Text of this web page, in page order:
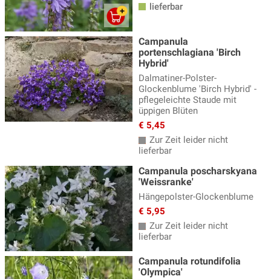
lieferbar
Campanula
portenschlagiana 'Birch
Hybrid'
Dalmatiner-Polster-
Glockenblume 'Birch Hybrid' -
pflegeleichte Staude mit
üppigen Blüten
€ 5,45
Zur Zeit leider nicht
lieferbar
Campanula poscharskyana
'Weissranke'
Hängepolster-Glockenblume
€ 5,95
Zur Zeit leider nicht
lieferbar
Campanula rotundifolia
'Olympica'